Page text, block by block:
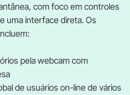
com foco em controles
uma interface direta. Os
pela webcam com
de usuários on-line de vários